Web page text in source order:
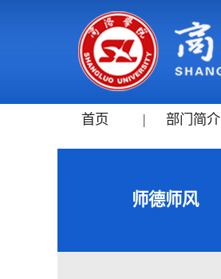
首页 | 部门简介
师德师风